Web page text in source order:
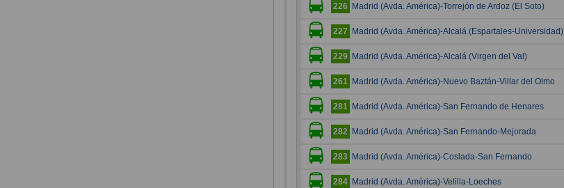
226 Madrid (Avda. América)-Torrejón de Ardoz (El Soto)
227 Madrid (Avda. América)-Alcalá (Espartales-Universidad)
229 Madrid (Avda. América)-Alcalá (Virgen del Val)
261 Madrid (Avda. América)-Nuevo Baztán-Villar del Olmo
281 Madrid (Avda. América)-San Fernando de Henares
282 Madrid (Avda. América)-San Fernando-Mejorada
283 Madrid (Avda. América)-Coslada-San Fernando
284 Madrid (Avda. América)-Velilla-Loeches